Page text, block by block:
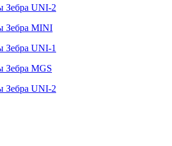
Зебра UNI-2
Зебра MINI
Зебра UNI-1
Зебра MGS
Зебра UNI-2